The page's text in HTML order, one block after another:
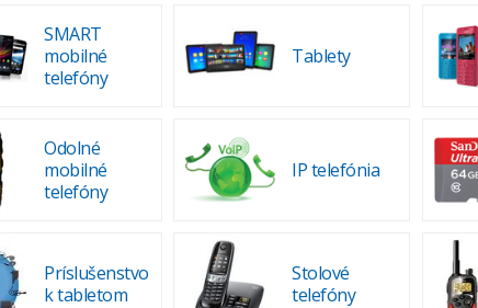
SMART
mobilné
telefóny
Tablety
Odolné
mobilné
telefóny
IP telefónia
Príslušenstvo
k tabletom
Stolové
telefóny